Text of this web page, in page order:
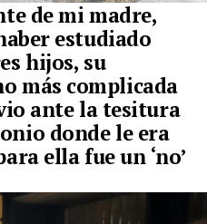
de mi madre,
estudiado
hijos, su
más complicada
ante la tesitura
donde le era
ella fue un ‘no’